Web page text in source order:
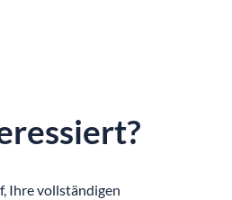
Ihre vollständigen